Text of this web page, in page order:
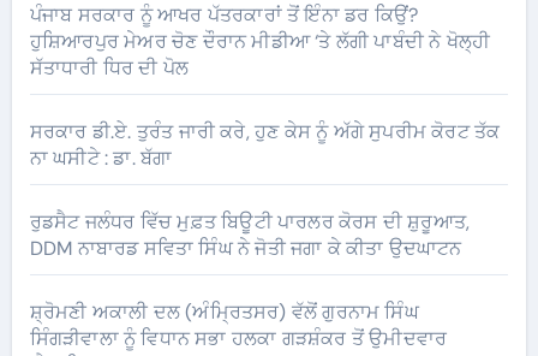
ਪੰਜਾਬ ਸਰਕਾਰ ਨੂੰ ਆਖਰ ਪੱਤਰਕਾਰਾਂ ਤੋਂ ਇੰਨਾ ਡਰ ਕਿਉਂ?
ਹੁਸ਼ਿਆਰਪੁਰ ਮੇਅਰ ਚੋਣ ਦੌਰਾਨ ਮੀਡੀਆ ‘ਤੇ ਲੱਗੀ ਪਾਬੰਦੀ ਨੇ ਖੋਲ੍ਹੀ
ਸੱਤਾਧਾਰੀ ਧਿਰ ਦੀ ਪੋਲ
ਸਰਕਾਰ ਡੀ.ਏ. ਤੁਰੰਤ ਜਾਰੀ ਕਰੇ, ਹੁਣ ਕੇਸ ਨੂੰ ਅੱਗੇ ਸੁਪਰੀਮ ਕੋਰਟ ਤੱਕ
ਨਾ ਘਸੀਟੇ : ਡਾ. ਬੱਗਾ
ਰੁਡਸੈਟ ਜਲੰਧਰ ਵਿੱਚ ਮੁਫ਼ਤ ਬਿਊਟੀ ਪਾਰਲਰ ਕੋਰਸ ਦੀ ਸ਼ੁਰੂਆਤ,
DDM ਨਾਬਾਰਡ ਸਵਿਤਾ ਸਿੰਘ ਨੇ ਜੋਤੀ ਜਗਾ ਕੇ ਕੀਤਾ ਉਦਘਾਟਨ
ਸ਼੍ਰੋਮਣੀ ਅਕਾਲੀ ਦਲ (ਅੰਮ੍ਰਿਤਸਰ) ਵੱਲੋਂ ਗੁਰਨਾਮ ਸਿੰਘ
ਸਿੰਗੜੀਵਾਲਾ ਨੂੰ ਵਿਧਾਨ ਸਭਾ ਹਲਕਾ ਗੜਸ਼ੰਕਰ ਤੋਂ ਉਮੀਦਵਾਰ